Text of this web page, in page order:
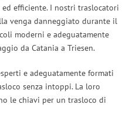
efficiente. I nostri traslocatori
venga danneggiato durante il
moderni e adeguatamente
da Catania a Triesen.
e adeguatamente formati
senza intoppi. La loro
le chiavi per un trasloco di